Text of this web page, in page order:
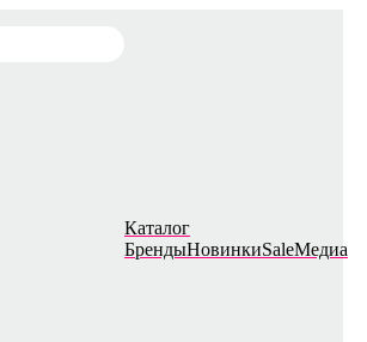
Каталог
БрендыНовинкиSaleМедиа